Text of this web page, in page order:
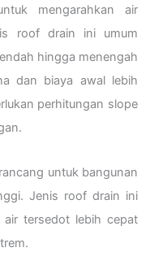
mengarahkan air
roof drain ini umum
hingga menengah
dan biaya awal lebih
perhitungan slope
untuk bangunan
Jenis roof drain ini
tersedot lebih cepat